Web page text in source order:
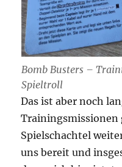
Bomb Busters –
Spieltroll
Das ist aber noch
Trainingsmissionen
Spielschachtel
uns bereit und